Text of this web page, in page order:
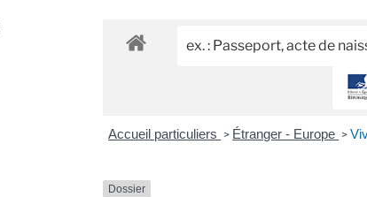
Accueil particuliers > Étranger - Europe >
Dossier